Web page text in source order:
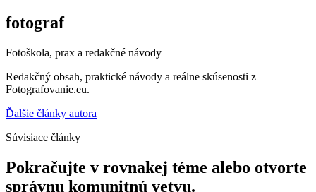
fotograf
Fotoškola, prax a redakčné návody
Redakčný obsah, praktické návody a reálne skúsenosti z
Fotografovanie.eu.
Ďalšie články autora
Súvisiace články
Pokračujte v rovnakej téme alebo otvorte
správnu komunitnú vetvu.